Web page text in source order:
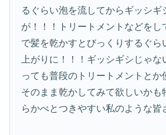
るぐらい泡を流してからギッシギ
が！！！トリートメントなどをし
で髪を乾かすとびっくりするぐら
上がりに！！！ギッシギシじゃ
っても普段のトリートメントとか
そのまま乾かしてみて欲しいかも
らかべとつきやすい私のような皆